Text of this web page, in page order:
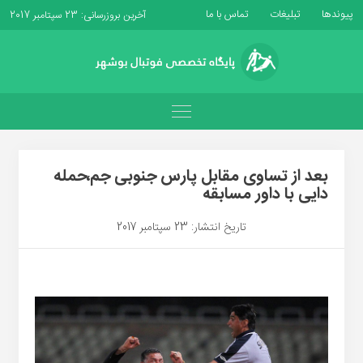
پیوندها تبلیغات تماس با ما آخرین بروزرسانی: 23 سپتامبر 2017
بعد از تساوی مقابل پارس جنوبی جم،حمله
دایی با داور مسابقه
تاریخ انتشار: 23 سپتامبر 2017